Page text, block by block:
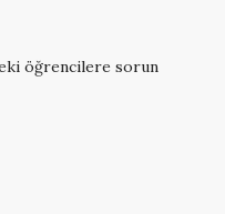
öğrencilere sorun